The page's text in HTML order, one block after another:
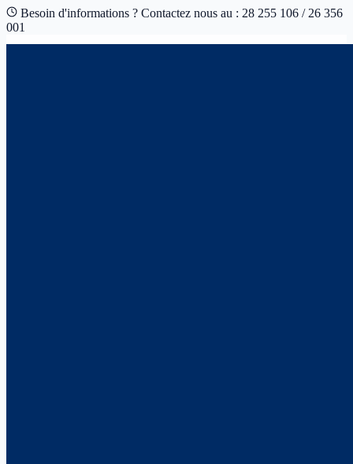
Besoin d'informations ? Contactez nous au : 28 255 106 / 26 356
001